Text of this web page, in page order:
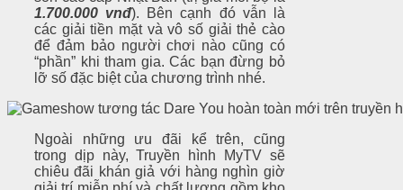
1.700.000 vnđ). Bên cạnh đó vẫn là
các giải tiền mặt và vô số giải thẻ cào
để đảm bảo người chơi nào cũng có
“phần” khi tham gia. Các bạn đừng bỏ
lỡ số đặc biệt của chương trình nhé.
Ngoài những ưu đãi kể trên, cũng
trong dịp này, Truyền hình MyTV sẽ
chiêu đãi khán giả với hàng nghìn giờ